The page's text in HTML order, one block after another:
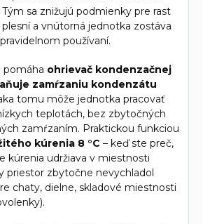
sa znižujú podmienky pre rast
a vnútorná jednotka zostáva
používaní.
pomáha ohrievač kondenzačnej
zamŕzaniu kondenzátu
tomu môže jednotka pracovať
teplotách, bez zbytočných
zamŕzaním. Praktickou funkciou
kúrenia 8 °C – keď ste preč,
kúrenia udržiava v miestnosti
priestor zbytočne nevychladol
chaty, dielne, skladové miestnosti